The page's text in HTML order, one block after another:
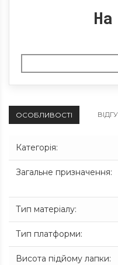
ОСОБЛИВОСТІ
Категорія:
Загальне призначення:
Тип матеріалу:
Тип платформи:
Висота підйому лапки: